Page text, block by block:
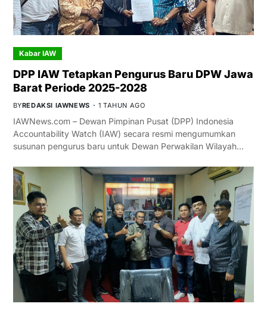
Kabar IAW
DPP IAW Tetapkan Pengurus Baru DPW Jawa
Barat Periode 2025-2028
BYREDAKSI IAWNEWS 1 TAHUN AGO
IAWNews.com – Dewan Pimpinan Pusat (DPP) Indonesia
Accountability Watch (IAW) secara resmi mengumumkan
susunan pengurus baru untuk Dewan Perwakilan Wilayah…